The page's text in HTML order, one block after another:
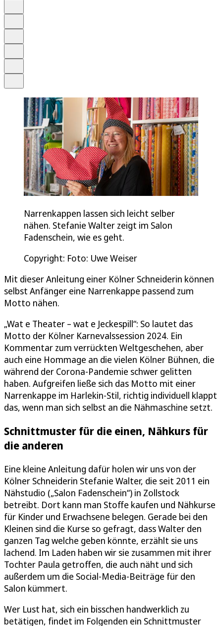
Narrenkappen lassen sich leicht selber
nähen. Stefanie Walter zeigt im Salon
Fadenschein, wie es geht.
Copyright: Foto: Uwe Weiser
Mit dieser Anleitung einer Kölner Schneiderin können
selbst Anfänger eine Narrenkappe passend zum
Motto nähen.
„Wat e Theater – wat e Jeckespill“: So lautet das
Motto der Kölner Karnevalssession 2024. Ein
Kommentar zum verrückten Weltgeschehen, aber
auch eine Hommage an die vielen Kölner Bühnen, die
während der Corona-Pandemie schwer gelitten
haben. Aufgreifen ließe sich das Motto mit einer
Narrenkappe im Harlekin-Stil, richtig individuell klappt
das, wenn man sich selbst an die Nähmaschine setzt.
Schnittmuster für die einen, Nähkurs für
die anderen
Eine kleine Anleitung dafür holen wir uns von der
Kölner Schneiderin Stefanie Walter, die seit 2011 ein
Nähstudio („Salon Fadenschein“) in Zollstock
betreibt. Dort kann man Stoffe kaufen und Nähkurse
für Kinder und Erwachsene belegen. Gerade bei den
Kleinen sind die Kurse so gefragt, dass Walter den
ganzen Tag welche geben könnte, erzählt sie uns
lachend. Im Laden haben wir sie zusammen mit ihrer
Tochter Paula getroffen, die auch näht und sich
außerdem um die Social-Media-Beiträge für den
Salon kümmert.
Wer Lust hat, sich ein bisschen handwerklich zu
betätigen, findet im Folgenden ein Schnittmuster